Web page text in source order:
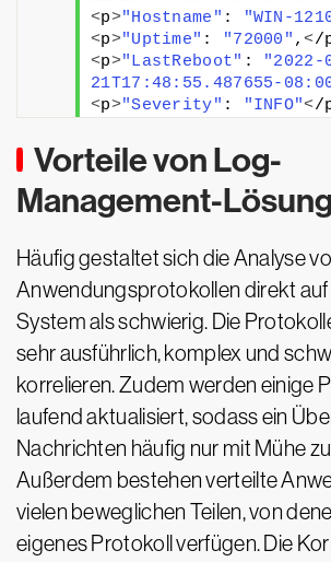
<p>"Hostname" : "WIN-
<p>"Uptime" : "72000" ,</
<p>"LastReboot" :
"2022-
21T17:48:55.487655-
<p>"Severity" : "INFO"</
Vorteile von Log-
Management-
Häufig gestaltet sich die Analyse
Anwendungsprotokollen direkt
System als schwierig. Die
sehr ausführlich, komplex und
korrelieren. Zudem werden einige
laufend aktualisiert, sodass ein
Nachrichten häufig nur mit Mühe
Außerdem bestehen verteilte
vielen beweglichen Teilen, von
eigenes Protokoll verfügen. Die